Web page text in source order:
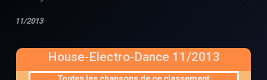
11/2013
House-Electro-Dance 11/2013